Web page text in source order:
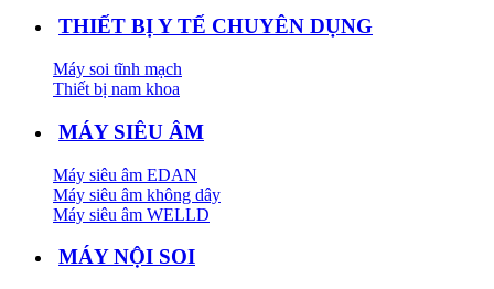
THIẾT BỊ Y TẾ CHUYÊN DỤNG
Máy soi tĩnh mạch
Thiết bị nam khoa
MÁY SIÊU ÂM
Máy siêu âm EDAN
Máy siêu âm không dây
Máy siêu âm WELLD
MÁY NỘI SOI